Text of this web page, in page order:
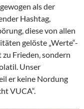
als der
Hashtag,
diese von allen
gelöste „Werte“-
Frieden, sondern
Unser
er keine Nordung
VUCA“.